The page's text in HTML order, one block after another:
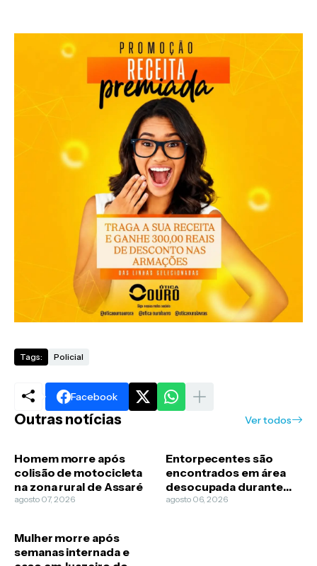
Tags: Policial
Facebook
Outras notícias Ver todos
Homem morre após
colisão de motocicleta
na zona rural de Assaré
agosto 07, 2026
Entorpecentes são
encontrados em área
desocupada durante
diligência policial em
agosto 06, 2026
Mulher morre após
semanas internada e